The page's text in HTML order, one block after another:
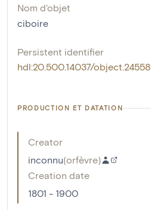
Nom d'objet
ciboire
Persistent identifier
hdl:20.500.14037/object.24558
PRODUCTION ET DATATION
Creator
inconnu(orfèvre)
Creation date
1801 - 1900